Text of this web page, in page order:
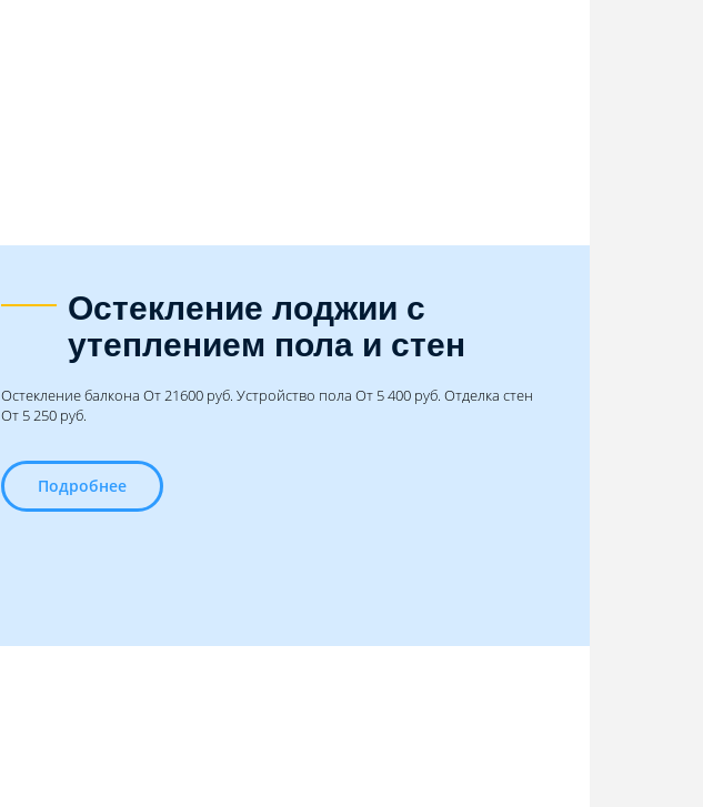
Остекление лоджии с
утеплением пола и стен
Остекление балкона От 21600 руб. Устройство пола От 5 400 руб. Отделка стен
От 5 250 руб.
Подробнее